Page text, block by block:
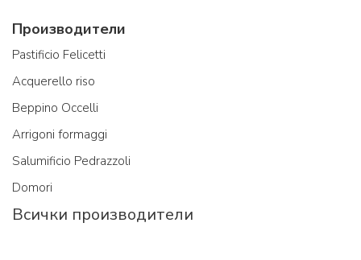
Производители
Pastificio Felicetti
Acquerello riso
Beppino Occelli
Arrigoni formaggi
Salumificio Pedrazzoli
Domori
Всички производители